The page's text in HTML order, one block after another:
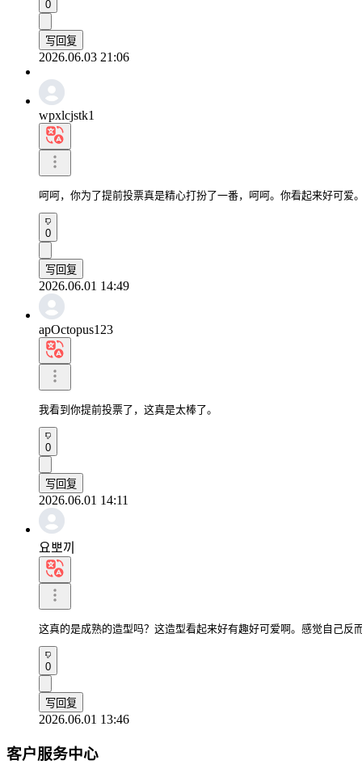
0
写回复
2026.06.03 21:06
wpxlcjstk1
呵呵，你为了提前投票真是精心打扮了一番，呵呵。你看起来好可爱
0
写回复
2026.06.01 14:49
apOctopus123
我看到你提前投票了，这真是太棒了。
0
写回复
2026.06.01 14:11
요뽀끼
这真的是成熟的造型吗？这造型看起来好有趣好可爱啊。感觉自己反
0
写回复
2026.06.01 13:46
客户服务中心